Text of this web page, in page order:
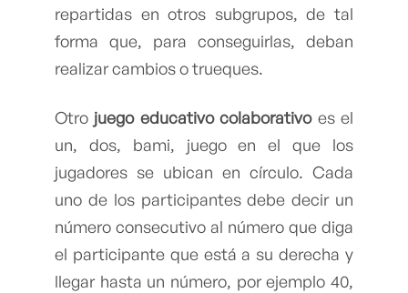
repartidas en otros subgrupos, de tal
forma que, para conseguirlas, deban
realizar cambios o trueques.
Otro juego educativo colaborativoes el
un, dos, bami, juego en el que los
jugadores se ubican en círculo. Cada
uno de los participantes debe decir un
número consecutivo al número que diga
el participante que está a su derecha y
llegar hasta un número, por ejemplo 40,